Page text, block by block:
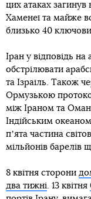
цих атаках загинув
Хаменеї та майже
близько 40
Іран у відповідь
обстрілювати
та Ізраїль. Також
Ормузькою
між Іраном та
Індійським
пʼята частина
мільйонів барелів
8 квітня сторони
два тижні. 13 квітня